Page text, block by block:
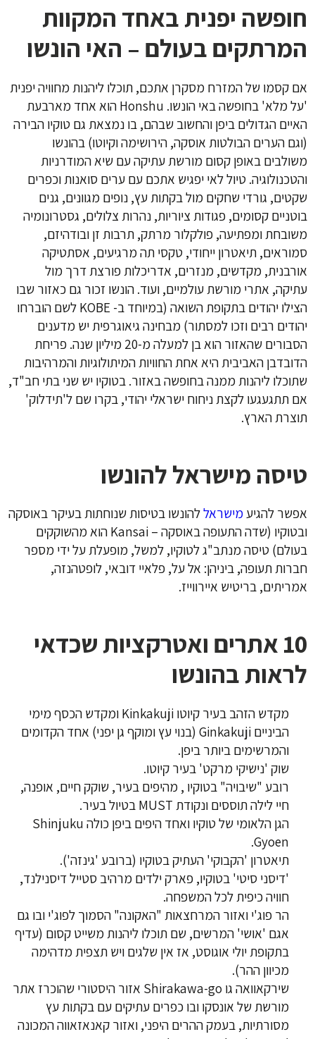
חופשה יפנית באחד המקוות
המרתקים בעולם – האי הונשו
אם קסמו של המזרח מסקרן אתכם, תוכלו ליהנות מחוויה יפנית
'על מלא' בחופשה באי הונשו. Honshu הוא אחד מארבעת
האיים הגדולים ביפן והחשוב שבהם, בו נמצאת גם טוקיו הבירה
(וגם הערים הבולטות אוסקה, הירושימה וקיוטו) בהונשו
משולבים באופן קסום מורשת עתיקה עם שיא המודרניות
והטכנולוגיה. טיול לאי יפגיש אתכם עם ערים סואנות וכפרים
שקטים, גורדי שחקים מול בקתות עץ, נופים מגוונים, גנים
בוטניים קסומים, פגודות ציוריות, נהרות צלולים, גסטרונומיה
משובחת ומפתיעה, פולקלור מרתק, תרבות זן ובודהיזם,
סמוראים, תיאטרון ייחודי, טקסי תה מרגיעים, אסתטיקה
אורבנית, מקדשים, מנזרים, אדריכלות פורצת דרך מול
עתיקה, אתרי מורשת עולמיים, ועוד. הונשו זכור גם כאזור שבו
הצילו יהודים בתקופת השואה (במיוחד ב- KOBE לשם הוברחו
יהודים רבים וזכו למסתור) מבחינה גיאוגרפית יש מדענים
הסבורים שהאזור הוא בן למעלה מ-20 מיליון שנה. פריחת
הדובדבן האביבית היא אחת החוויות המיתולוגיות והמרהיבות
שתוכלו ליהנות ממנה בחופשה באזור. בטוקיו יש שני בתי חב"ד,
אם תתגעגעו לקצת ניחוח ישראלי יהודי, בקרו שם ל'תידלוק'
תוצרת הארץ.
טיסה מישראל להונשו
אפשר להגיעמישראללהונשו בטיסות שנוחתות בעיקר באוסקה
ובטוקיו (שדה התעופה באוסקה – Kansai הוא מהשוקקים
בעולם) טיסה מנתב"ג לטוקיו, למשל, מופעלת על ידי מספר
חברות תעופה, ביניהן: אל על, פלאיי דובאי, לופטהנזה,
אמריתים, בריטיש איירווייז.
10 אתרים ואטרקציות שכדאי
לראות בהונשו
מקדש הזהב בעיר קיוטו Kinkakuji ומקדש הכסף מימי
הביניים Ginkakuji (בנוי עץ ומוקף גן יפני) אחד הקדומים
והמרשימים ביותר ביפן.
שוק 'נישיקי מרקט' בעיר קיוטו.
רובע "שיבויה" בטוקיו , מהיפים בעיר, שוקק חיים, אופנה,
חיי לילה תוססים ונקודת MUST בטיול בעיר.
הגן הלאומי של טוקיו ואחד היפים ביפן כולה Shinjuku
Gyoen.
תיאטרון 'הקבוקי' העתיק בטוקיו (ברובע 'גינזה').
'דיסני סיטי' בטוקיו, פארק ילדים מרהיב סטייל דיסנילנד,
חוויה כיפית לכל המשפחה.
הר פוג'י ואזור המרחצאות "האקונה" הסמוך לפוג'י ובו גם
אגם 'אושי' המרשים, שם תוכלו ליהנות משייט קסום (עדיף
בתקופת יולי אוגוסט, אז אין שלגים ויש תצפית מדהימה
מכיוון ההר).
שירקאוואה גו Shirakawa-go אזור היסטורי שהוכרז אתר
מורשת של אונסקו ובו כפרים עתיקים עם בקתות עץ
מסורתיות, בעמק ההרים היפני, ואזור קאנאזאווה המכונה